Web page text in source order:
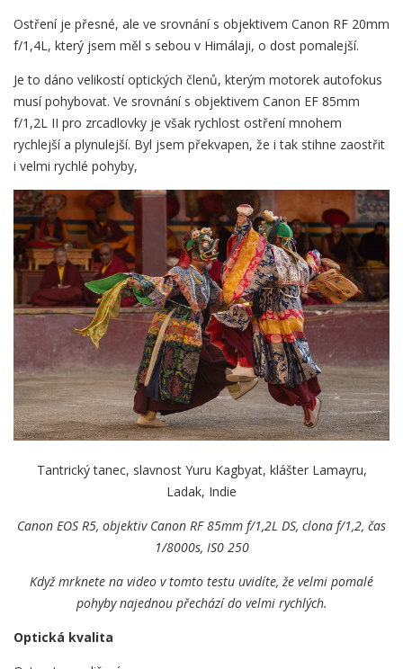
Ostření je přesné, ale ve srovnání s objektivem Canon RF 20mm
f/1,4L, který jsem měl s sebou v Himálaji, o dost pomalejší.
Je to dáno velikostí optických členů, kterým motorek autofokus
musí pohybovat. Ve srovnání s objektivem Canon EF 85mm
f/1,2L II pro zrcadlovky je však rychlost ostření mnohem
rychlejší a plynulejší. Byl jsem překvapen, že i tak stihne zaostřit
i velmi rychlé pohyby,
Tantrický tanec, slavnost Yuru Kagbyat, klášter Lamayru,
Ladak, Indie
Canon EOS R5, objektiv Canon RF 85mm f/1,2L DS, clona f/1,2, čas
1/8000s, IS0 250
Když mrknete na video v tomto testu uvidíte, že velmi pomalé
pohyby najednou přechází do velmi rychlých.
Optická kvalita